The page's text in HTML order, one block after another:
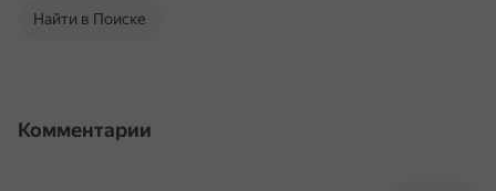
Найти в Поиске
Комментарии